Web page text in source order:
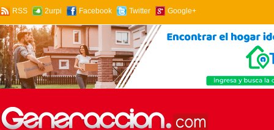
RSS 2urpi Facebook Twitter Google+